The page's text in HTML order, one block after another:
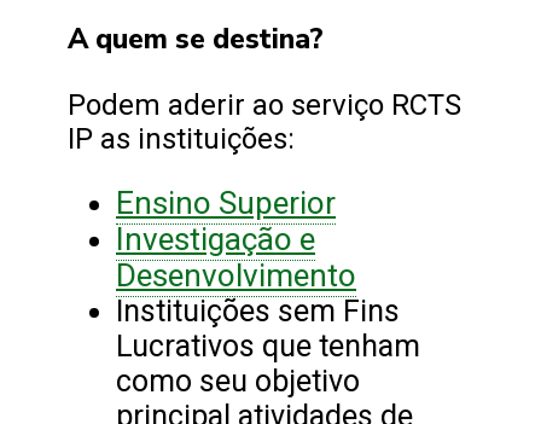
A quem se destina?
Podem aderir ao serviço RCTS
IP as instituições:
Ensino Superior
Investigação e
Desenvolvimento
Instituições sem Fins
Lucrativos que tenham
como seu objetivo
principal atividades de